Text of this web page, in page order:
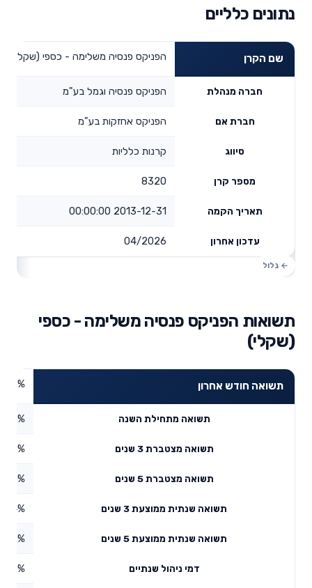
נתונים כלליים
שם הקרן הפניקס פנסיה משלימה - כספי (שקלי)
חברה מנהלת הפניקס פנסיה וגמל בע"מ
חברת אם הפניקס אחזקות בע"מ
סיווג קרנות כלליות
מספר קרן 8320
תאריך הקמה 2013-12-31 00:00:00
עדכון אחרון 04/2026
תשואות הפניקס פנסיה משלימה - כספי
(שקלי)
תשואה חודש אחרון
תשואה מתחילת השנה
תשואה מצטברת 3 שנים
תשואה מצטברת 5 שנים
תשואה שנתית ממוצעת 3 שנים
תשואה שנתית ממוצעת 5 שנים
דמי ניהול שנתיים 0.13%